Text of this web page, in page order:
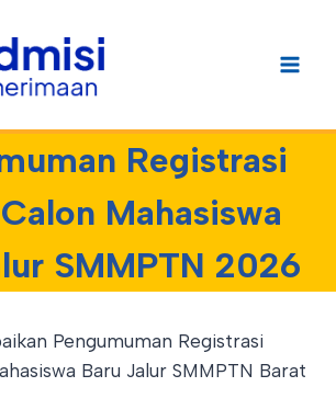
Registrasi
Mahasiswa
SMMPTN 2026
Pengumuman Registrasi
Baru Jalur SMMPTN Barat